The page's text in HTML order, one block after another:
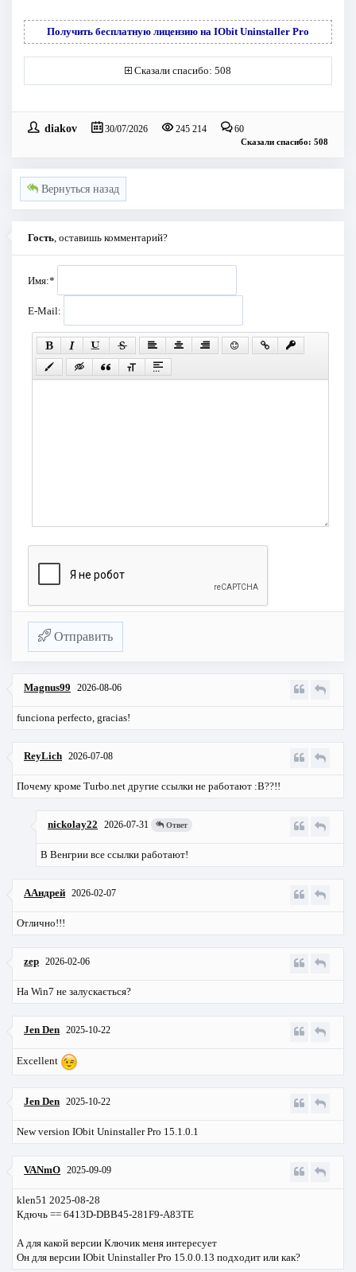
Получить бесплатную лицензию на IObit Uninstaller Pro
Сказали спасибо: 508
diakov 30/07/2026 245 214 60
Сказали спасибо: 508
Вернуться назад
Гость, оставишь комментарий?
Имя:*
E-Mail:
Отправить
Magnus99 2026-08-06
funciona perfecto, gracias!
ReyLich 2026-07-08
Почему кроме Turbo.net другие ссылки не работают :В??!!
nickolay22 2026-07-31 Ответ
В Венгрии все ссылки работают!
ААндрей 2026-02-07
Отлично!!!
zep 2026-02-06
На Win7 не залускається?
Jen Den 2025-10-22
Excellent
Jen Den 2025-10-22
New version IObit Uninstaller Pro 15.1.0.1
VANmO 2025-09-09
klen51 2025-08-28
Кдючь == 6413D-DBB45-281F9-A83TE
А для какой версии Ключик меня интересует
Он для версии IObit Uninstaller Pro 15.0.0.13 подходит или как?